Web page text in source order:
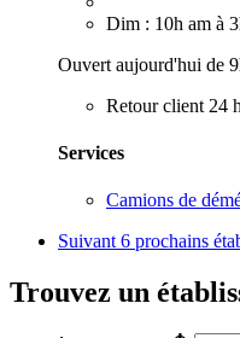
Dim : 10h am à
Ouvert aujourd'hui de
Retour client 24
Services
Camions de
Suivant 6 prochains
Trouvez un